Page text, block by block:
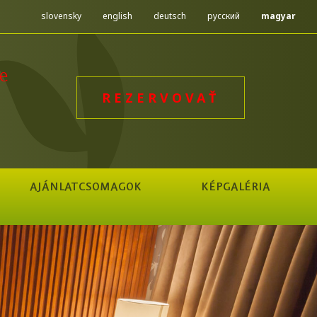
slovensky english deutsch русский magyar
REZERVOVAŤ
AJÁNLATCSOMAGOK KÉPGALÉRIA